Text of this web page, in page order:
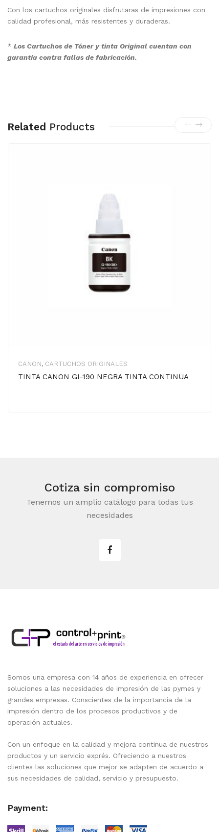
Con los cartuchos originales disfrutaras de impresiones con
calidad profesional, más resistentes y duraderas.
* Los Cartuchos de Tóner y tinta Original cuentan con
garantía contra fallas de fabricación.
Related Products
CANON, CARTUCHOS ORIGINALES
TINTA CANON GI-190 NEGRA TINTA CONTINUA
Cotiza sin compromiso
Tenemos un amplio catálogo para todas tus
necesidades
Somos una empresa con 14 años de experiencia en ofrecer
soluciones a las necesidades de impresión de las pymes y
grandes empresas. Conscientes de la importancia de la
impresión dentro de los procesos productivos y de
operación actuales.
Con un enfoque en la calidad y mejora continua de nuestros
productos y un servicio exprés. Ofreciendo a nuestros
clientes las soluciones que mejor se adapten de acuerdo a
sus necesidades de calidad, servicio y presupuesto.
Payment: